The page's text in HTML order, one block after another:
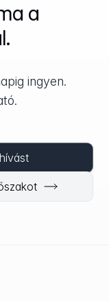
a
ingyen.